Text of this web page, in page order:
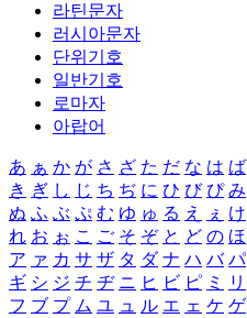
라틴문자
러시아문자
단위기호
일반기호
로마자
아랍어
あ ぁ か が さ ざ た だ な は ば
き ぎ し じ ち ぢ に ひ び ぴ み
ぬ ふ ぶ ぷ む ゆ ゅ る え ぇ け
れ お ぉ こ ご そ ぞ と ど の ほ
ア ァ カ サ ザ タ ダ ナ ハ バ パ
ギ シ ジ チ ヂ ニ ヒ ビ ピ ミ リ
フ ブ プ ム ユ ュ ル エ ェ ケ ゲ